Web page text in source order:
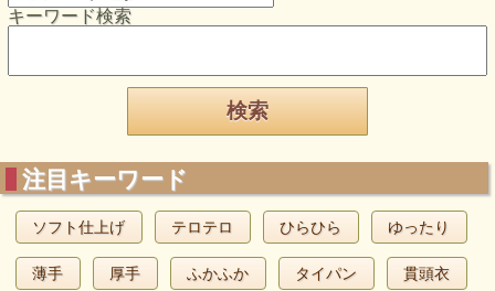
キーワード検索
注目キーワード
ソフト仕上げ テロテロ ひらひら ゆったり
薄手 厚手 ふかふか タイパン 貫頭衣